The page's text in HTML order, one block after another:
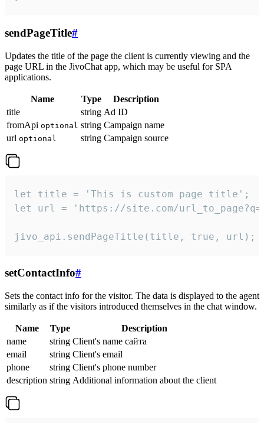
sendPageTitle#
Updates the title of the page the client is currently viewing and the
page URL in the JivoChat app, which may be useful for SPA
applications.
Name Type
Description
title
string Ad ID
fromApi optional string Campaign name
url optional string Campaign source
let title = 'This is custom page title';
let url = 'https://site.com/
jivo_api.sendPageTitle(title, true, url);
setContactInfo#
Sets the contact info for the visitor. The data is displayed to the agent
similarly as if the visitors introduced themselves in the chat window.
Name Type
Description
name
string Client's name сайта
email
string Client's email
phone
string Client's phone number
description string Additional information about the client